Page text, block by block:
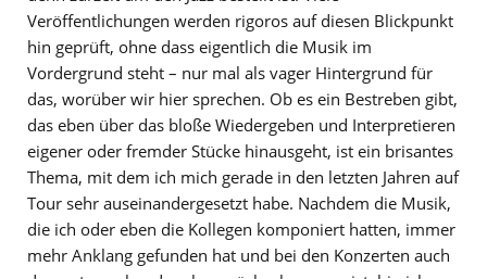
Veröffentlichungen werden rigoros auf diesen Blickpunkt
hin geprüft, ohne dass eigentlich die Musik im
Vordergrund steht – nur mal als vager Hintergrund für
das, worüber wir hier sprechen. Ob es ein Bestreben gibt,
das eben über das bloße Wiedergeben und Interpretieren
eigener oder fremder Stücke hinausgeht, ist ein brisantes
Thema, mit dem ich mich gerade in den letzten Jahren auf
Tour sehr auseinandergesetzt habe. Nachdem die Musik,
die ich oder eben die Kollegen komponiert hatten, immer
mehr Anklang gefunden hat und bei den Konzerten auch